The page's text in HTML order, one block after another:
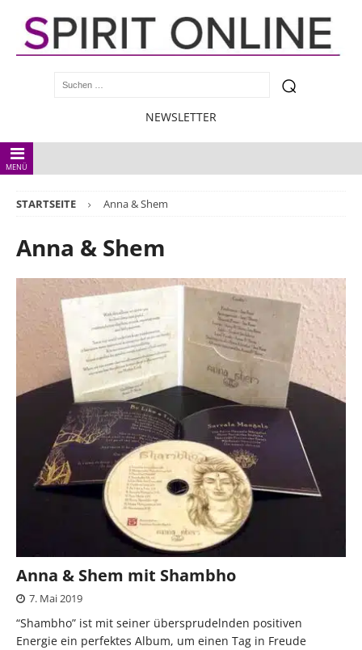
NEWSLETTER
MENÜ
STARTSEITE Anna & Shem
Anna & Shem
Anna & Shem mit Shambho
7. Mai 2019
“Shambho” ist mit seiner übersprudelnden positiven
Energie ein perfektes Album, um einen Tag in Freude